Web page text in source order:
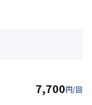
7,700円/回